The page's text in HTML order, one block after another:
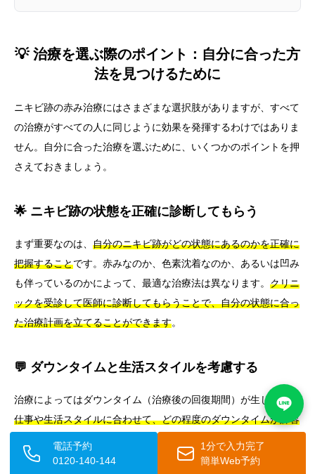
💡 治療を選ぶ際のポイント：自分に合った方
法を見つけるために
ニキビ跡の赤み治療にはさまざまな選択肢がありますが、すべて
の治療がすべての人に同じように効果を発揮するわけではありま
せん。自分に合った治療を選ぶために、いくつかのポイントを押
さえておきましょう。
🌟 ニキビ跡の状態を正確に診断してもらう
まず重要なのは、 自分のニキビ跡がどの状態にあるのかを正確に
把握することです。赤みなのか、色素沈着なのか、あるいは凹み
も伴っているのかによって、最適な治療法は異なります。 クリニ
ックを受診して医師に診断してもらうことで、自分の状態に合っ
た治療計画を立てることができます。
💬 ダウンタイムと生活スタイルを考慮する
治療によってはダウンタイム（治療後の回復期間）が生じます。
仕事や生活スタイルに合わせて、どの程度のダウンタイムが許容
できるかを事前に検討しておきましょう
。例えば、人前に出る機
会が多い仕事の方は、ダウンタイムが少ない治療を選ぶか、連休
電話予約
0120-140-144
1分で入力完了
簡単Web予約